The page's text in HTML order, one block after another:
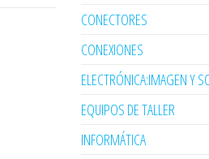
CONECTORES
CONEXIONES
ELECTRÓNICA:IMAGEN Y
EQUIPOS DE TALLER
INFORMÁTICA